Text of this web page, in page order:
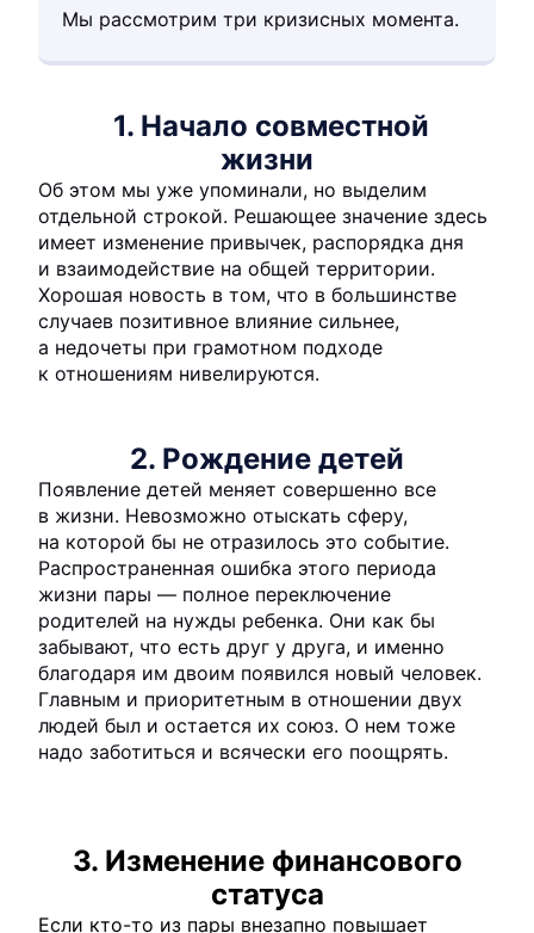
Мы рассмотрим три кризисных момента.
1. Начало совместной
жизни
Об этом мы уже упоминали, но выделим
отдельной строкой. Решающее значение здесь
имеет изменение привычек, распорядка дня
и взаимодействие на общей территории.
Хорошая новость в том, что в большинстве
случаев позитивное влияние сильнее,
а недочеты при грамотном подходе
к отношениям нивелируются.
2. Рождение детей
Появление детей меняет совершенно все
в жизни. Невозможно отыскать сферу,
на которой бы не отразилось это событие.
Распространенная ошибка этого периода
жизни пары — полное переключение
родителей на нужды ребенка. Они как бы
забывают, что есть друг у друга, и именно
благодаря им двоим появился новый человек.
Главным и приоритетным в отношении двух
людей был и остается их союз. О нем тоже
надо заботиться и всячески его поощрять.
3. Изменение финансового
статуса
Если кто-то из пары внезапно повышает